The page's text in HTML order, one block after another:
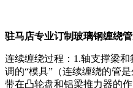
驻马店专业订制玻璃钢缠绕
连续缠绕过程：1.轴支撑梁
调的“模具”（连续缠绕的管
带在凸轮盘和铝梁推力器的